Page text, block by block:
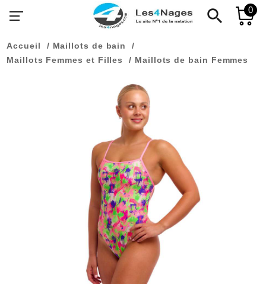
search 0
Accueil
Maillots de bain
Maillots Femmes et Filles
Maillots de bain Femmes